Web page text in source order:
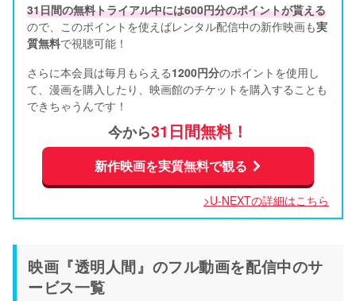
31日間の無料トライアル中には600円分のポイントが貰える
ので、このポイントを使えばレンタル配信中の新作映画も実
質無料で視聴可能！
さらに本会員は毎月もらえる1200円分のポイントを使用し
て、漫画を購入したり、映画館のチケットを購入することも
できちゃうんです！
今から31日間無料！
新作映画を実質無料で観る
>U-NEXTの詳細はこちら
映画『透明人間』のフル動画を配信中のサ
ービス一覧